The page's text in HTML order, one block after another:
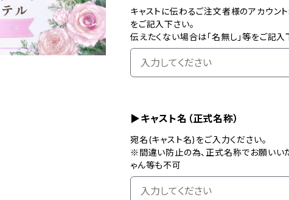
キャストに伝わるご注文者様のアカウン
をご記入下さい。
伝えたくない場合は「名無し」等をご記入
▶キャスト名（正式名称）
宛名(キャスト名)をご入力ください。
※間違い防止の為、正式名称でお願いい
ゃん等も不可